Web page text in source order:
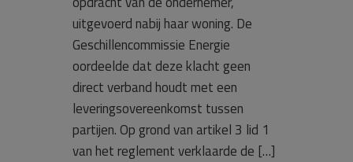
uitgevoerd nabij haar woning. De
Geschillencommissie Energie
oordeelde dat deze klacht geen
direct verband houdt met een
leveringsovereenkomst tussen
partijen. Op grond van artikel 3 lid 1
van het reglement verklaarde de […]